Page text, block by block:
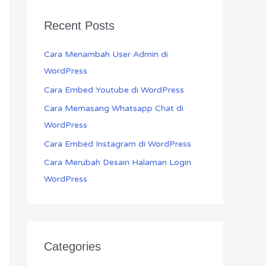
Recent Posts
Cara Menambah User Admin di
WordPress
Cara Embed Youtube di WordPress
Cara Memasang Whatsapp Chat di
WordPress
Cara Embed Instagram di WordPress
Cara Merubah Desain Halaman Login
WordPress
Categories